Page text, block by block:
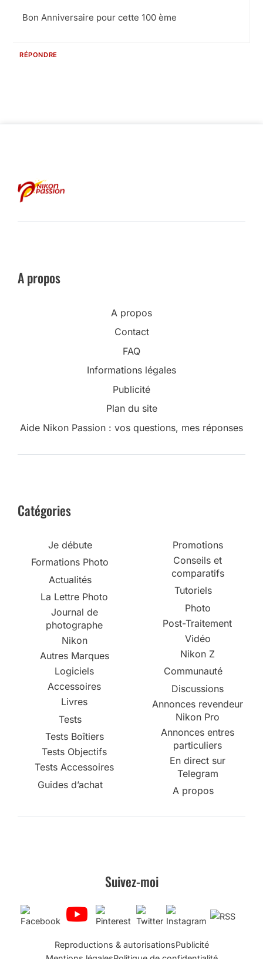
Bon Anniversaire pour cette 100 ème
RÉPONDRE
A propos
A propos
Contact
FAQ
Informations légales
Publicité
Plan du site
Aide Nikon Passion : vos questions, mes réponses
Catégories
Je débute
Formations Photo
Actualités
La Lettre Photo
Journal de
photographe
Nikon
Autres Marques
Logiciels
Accessoires
Livres
Tests
Tests Boîtiers
Tests Objectifs
Tests Accessoires
Guides d’achat
Promotions
Conseils et
comparatifs
Tutoriels
Photo
Post-Traitement
Vidéo
Nikon Z
Communauté
Discussions
Annonces revendeur
Nikon Pro
Annonces entres
particuliers
En direct sur
Telegram
A propos
Suivez-moi
Reproductions & autorisationsPublicité